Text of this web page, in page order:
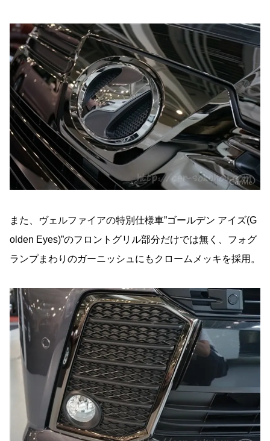
また、ヴェルファイアの特別仕様車”ゴールデン アイズ(G
olden Eyes)”のフロントグリル部分だけでは無く、フォグ
ランプまわりのガーニッシュにもクロームメッキを採用。